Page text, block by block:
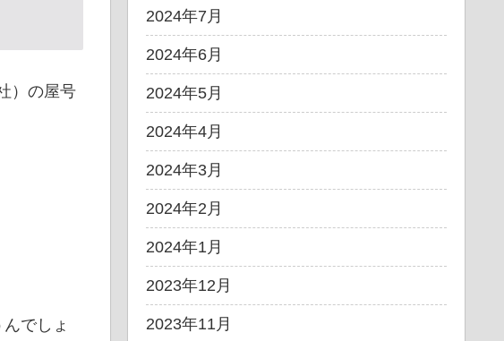
）の屋号
でしょ
2024年7月
2024年6月
2024年5月
2024年4月
2024年3月
2024年2月
2024年1月
2023年12月
2023年11月